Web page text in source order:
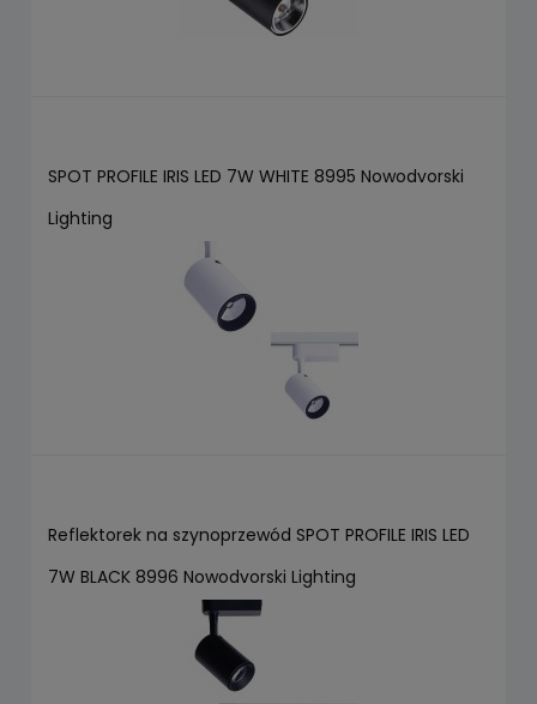
SPOT PROFILE IRIS LED 7W WHITE 8995 Nowodvorski
Lighting
Reflektorek na szynoprzewód SPOT PROFILE IRIS LED
7W BLACK 8996 Nowodvorski Lighting